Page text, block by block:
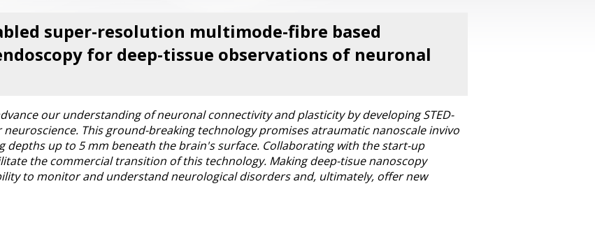
super-resolution multimode-fibre based
for deep-tissue observations of neuronal
our understanding of neuronal connectivity and plasticity by developing STED-
This ground-breaking technology promises atraumatic nanoscale invivo
depths up to 5 mm beneath the brain's surface. Collaborating with the start-up
the commercial transition of this technology. Making deep-tisue nanoscopy
to monitor and understand neurological disorders and, ultimately, offer new